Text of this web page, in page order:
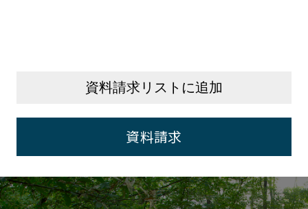
資料請求リストに追加
資料請求